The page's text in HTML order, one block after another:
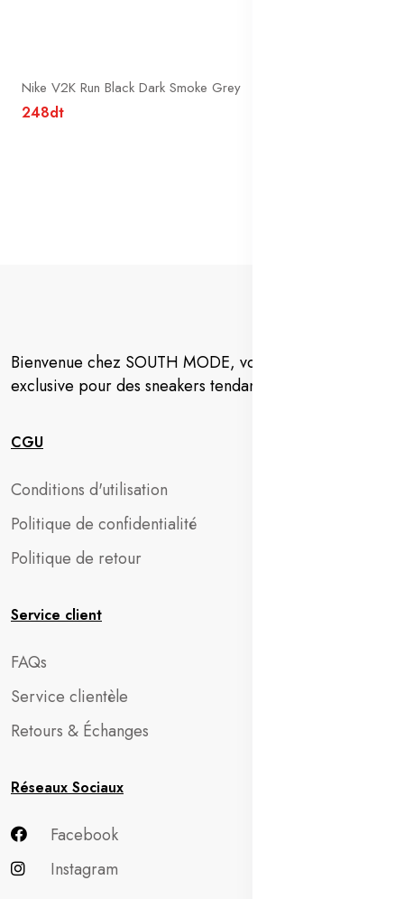
Nike V2K Run Black Dark Smoke Grey
248dt
Bienvenue chez SOUTH MODE, votre destination
exclusive pour des sneakers tendance en Tunisie.
CGU
Conditions d'utilisation
Politique de confidentialité
Politique de retour
Service client
FAQs
Service clientèle
Retours & Échanges
Réseaux Sociaux
Facebook
Instagram